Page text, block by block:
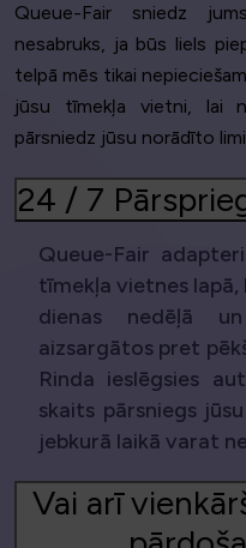
Queue-Fair sniedz
nesabruks, ja būs liels
telpā mēs tikai
jūsu tīmekļa vietni, lai
pārsniedz jūsu norādīto
24 / 7
Queue-Fair
tīmekļa vietnes
dienas nedēļā
aizsargātos pret
Rinda ieslēgsies
skaits pārsniegs
jebkurā laikā varat
Vai arī